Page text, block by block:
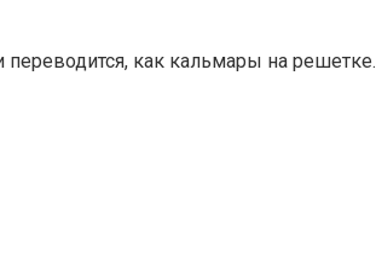
переводится, как кальмары на решетке.